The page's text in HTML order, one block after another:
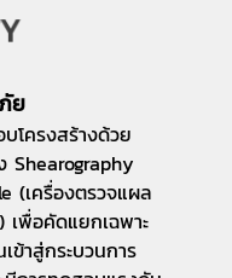
ย
โครงสร้างด้วย
Shearography
(เครื่องตรวจแผล
เพื่อคัดแยกเฉพาะ
ข้าสู่กระบวนการ